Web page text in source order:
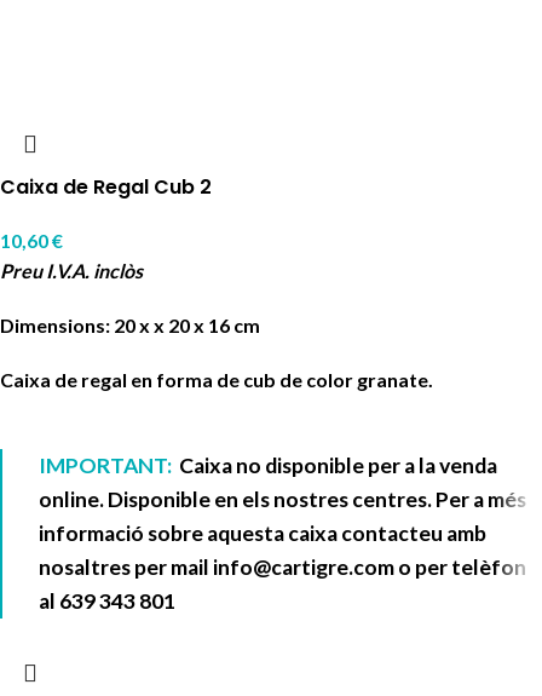
Caixa de Regal Cub 2
10,60€
Preu I.V.A. inclòs
Dimensions: 20 x x 20 x 16 cm
Caixa de regal en forma de cub de color granate.
IMPORTANT: Caixa no disponible per a la venda
online. Disponible en els nostres centres. Per a més
informació sobre aquesta caixa contacteu amb
nosaltres per mail info@cartigre.como per telèfon
al 639 343 801